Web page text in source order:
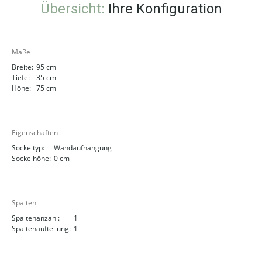
Übersicht: Ihre Konfiguration
Maße
Breite: 95 cm
Tiefe:
35 cm
Höhe: 75 cm
Eigenschaften
Sockeltyp:
Wandaufhängung
Sockelhöhe: 0 cm
Spalten
Spaltenanzahl:
1
Spaltenaufteilung: 1